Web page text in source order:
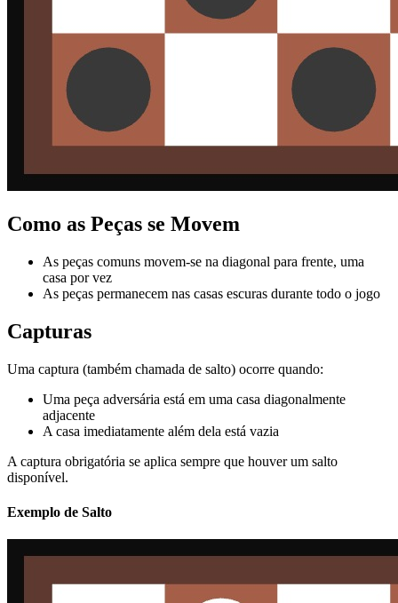
Como as Peças se Movem
As peças comuns movem-se na diagonal para frente, uma
casa por vez
As peças permanecem nas casas escuras durante todo o jogo
Capturas
Uma captura (também chamada de salto) ocorre quando:
Uma peça adversária está em uma casa diagonalmente
adjacente
A casa imediatamente além dela está vazia
A captura obrigatória se aplica sempre que houver um salto
disponível.
Exemplo de Salto